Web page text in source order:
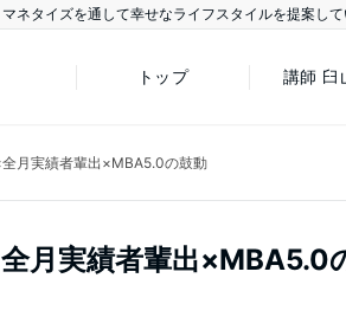
ネタイズを通して幸せなライフスタイルを提案して
トップ 講師 臼
月実績者輩出×MBA5.0の鼓動
月実績者輩出×MBA5.0